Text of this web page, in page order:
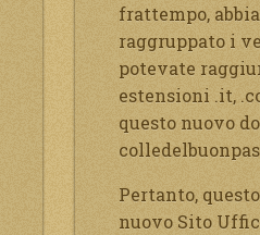
frattempo,
raggruppato i
potevate
estensioni .it,
questo nuovo
Pertanto,
nuovo Sito